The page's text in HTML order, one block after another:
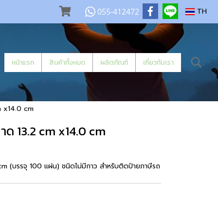
055-412472 TH
หน้าแรก สินค้าทั้งหมด ผลิตภัณฑ์ เกี่ยวกับเรา
x14.0 cm
13.2 cm x14.0 cm
(บรรจุ 100 แผ่น) ชนิดไม่มีกาว สำหรับติดป้ายภาษีรถ